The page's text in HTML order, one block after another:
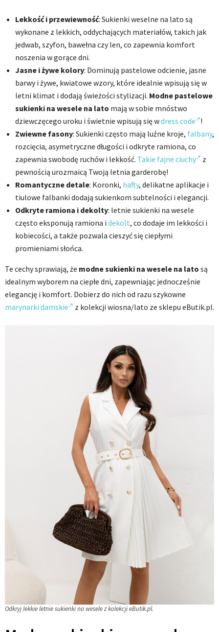
Lekkość i przewiewność: Sukienki weselne na lato są
wykonane z lekkich, oddychających materiałów, takich jak
jedwab, szyfon, bawełna czy len, co zapewnia komfort
noszenia w gorące dni.
Jasne i żywe kolory: Dominują pastelowe odcienie, jasne
barwy i żywe, kwiatowe wzory, które idealnie wpisują się w
letni klimat i dodają świeżości stylizacji. Modne pastelowe
sukienki na wesele na lato mają w sobie mnóstwo
dziewczęcego uroku i świetnie wpisują się wdress code !
Zwiewne fasony: Sukienki często mają luźne kroje, falbany,
rozcięcia, asymetryczne długości i odkryte ramiona, co
zapewnia swobodę ruchów i lekkość. Takie fajne ciuchy
z
pewnością urozmaicą Twoją letnia garderobę!
Romantyczne detale: Koronki, hafty, delikatne aplikacje i
tiulowe falbanki dodają sukienkom subtelności i elegancji.
Odkryte ramiona i dekolty: letnie sukienki na wesele
często eksponują ramiona i dekolt, co dodaje im lekkości i
kobiecości, a także pozwala cieszyć się ciepłymi
promieniami słońca.
Te cechy sprawiają, że modne sukienki na wesele na lato są
idealnym wyborem na ciepłe dni, zapewniając jednocześnie
elegancję i komfort. Dobierz do nich od razu szykowne
marynarki damskie
z kolekcji wiosna/lato ze sklepu eButik.pl.
Odkryj lekkie letnie sukienki na wesele z kolekcji eButik.pl.